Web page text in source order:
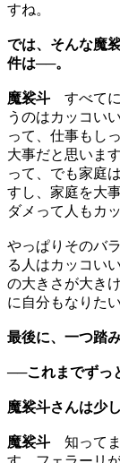
すね。
では、そんな魔
件は──。
魔裟斗 すべてに
うのはカッコい
って、仕事もし
大事だと思いま
って、でも家庭
すし、家庭を大
ダメって人もカ
やっぱりそのバ
る人はカッコい
の大きさが大き
に自分もなりた
最後に、一つ踏
──これまでずっ
魔裟斗さんは少
魔裟斗 知ってま